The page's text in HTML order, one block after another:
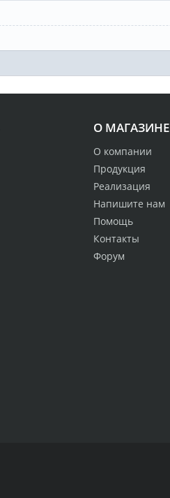
О МАГАЗИНЕ
О компании
Продукция
Реализация
Напишите нам
Помощь
Контакты
Форум